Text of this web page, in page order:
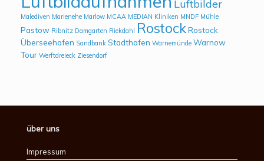
Luftbilder
Malediven Marienehe Marlow MCAA MEDIAN Kliniken MNDF Mühle
Pastow Ribnitz Damgarten Riekdahl RostockRostock
Überseehafen Sandbank Stadthafen Warnemünde Warnow
Tour Werftdreieck Ziesendorf
über uns
Impressum